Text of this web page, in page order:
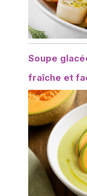
Soupe
fraîche et